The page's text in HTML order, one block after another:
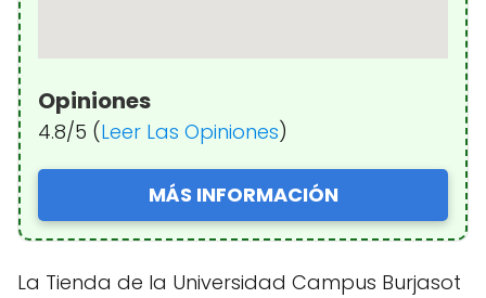
Opiniones
4.8/5 (Leer Las Opiniones)
MÁS INFORMACIÓN
La Tienda de la Universidad Campus Burjasot